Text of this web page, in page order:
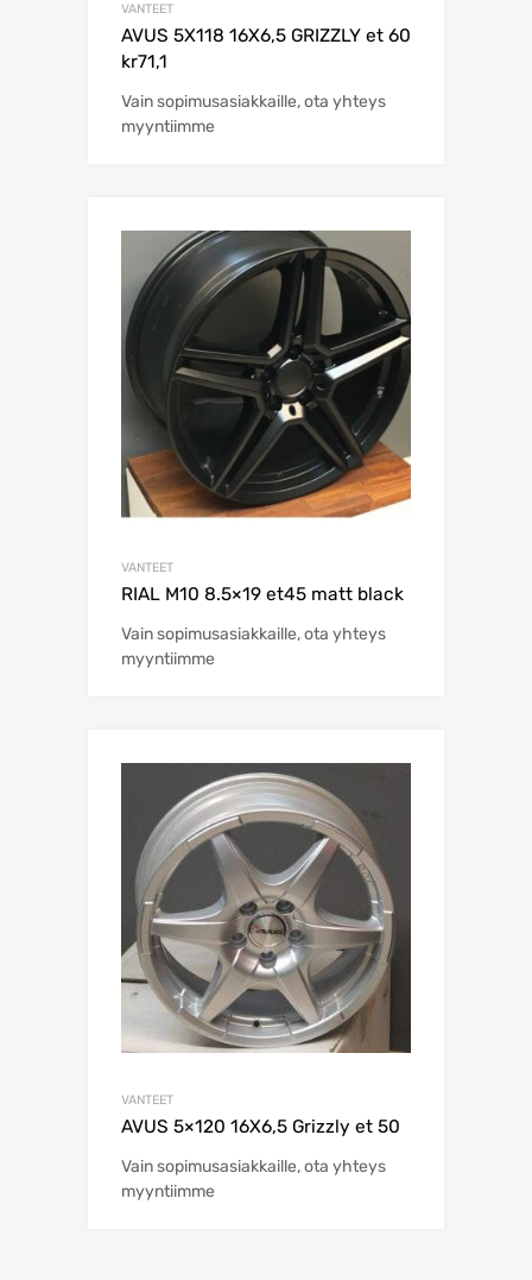
VANTEET
AVUS 5X118 16X6,5 GRIZZLY et 60
kr71,1
Vain sopimusasiakkaille, ota yhteys
myyntiimme
VANTEET
RIAL M10 8.5×19 et45 matt black
Vain sopimusasiakkaille, ota yhteys
myyntiimme
VANTEET
AVUS 5×120 16X6,5 Grizzly et 50
Vain sopimusasiakkaille, ota yhteys
myyntiimme